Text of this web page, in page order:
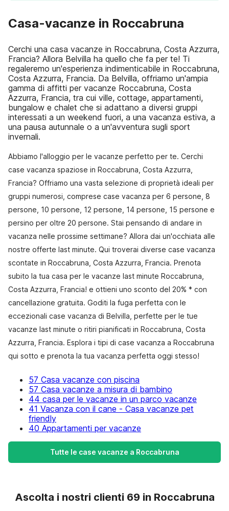
Casa-vacanze in Roccabruna
Cerchi una casa vacanze in Roccabruna, Costa Azzurra,
Francia? Allora Belvilla ha quello che fa per te! Ti
regaleremo un'esperienza indimenticabile in Roccabruna,
Costa Azzurra, Francia. Da Belvilla, offriamo un'ampia
gamma di affitti per vacanze Roccabruna, Costa
Azzurra, Francia, tra cui ville, cottage, appartamenti,
bungalow e chalet che si adattano a diversi gruppi
interessati a un weekend fuori, a una vacanza estiva, a
una pausa autunnale o a un'avventura sugli sport
invernali.
Abbiamo l'alloggio per le vacanze perfetto per te. Cerchi
case vacanza spaziose in Roccabruna, Costa Azzurra,
Francia? Offriamo una vasta selezione di proprietà ideali per
gruppi numerosi, comprese case vacanza per 6 persone, 8
persone, 10 persone, 12 persone, 14 persone, 15 persone e
persino per oltre 20 persone. Stai pensando di andare in
vacanza nelle prossime settimane? Allora dai un'occhiata alle
nostre offerte last minute. Qui troverai diverse case vacanza
scontate in Roccabruna, Costa Azzurra, Francia. Prenota
subito la tua casa per le vacanze last minute Roccabruna,
Costa Azzurra, Francia! e ottieni uno sconto del 20% * con
cancellazione gratuita. Goditi la fuga perfetta con le
eccezionali case vacanza di Belvilla, perfette per le tue
vacanze last minute o ritiri pianificati in Roccabruna, Costa
Azzurra, Francia. Esplora i tipi di case vacanza a Roccabruna
qui sotto e prenota la tua vacanza perfetta oggi stesso!
57 Casa vacanze con piscina
57 Casa vacanze a misura di bambino
44 casa per le vacanze in un parco vacanze
41 Vacanza con il cane - Casa vacanze pet
friendly
40 Appartamenti per vacanze
Tutte le case vacanze a Roccabruna
Ascolta i nostri clienti 69 in Roccabruna